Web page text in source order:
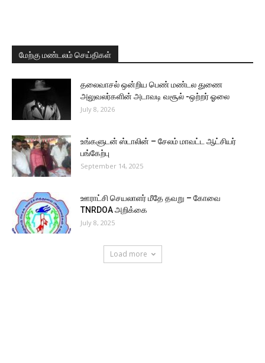
மேற்கு மண்டலம் செய்திகள்
தலைவாசல் ஒன்றிய பெண் மண்டல துணை
அலுவலர்களின் அடாவடி வசூல் -ஒற்றர் ஓலை
July 8, 2026
உங்களுடன் ஸ்டாலின் – சேலம் மாவட்ட ஆட்சியர்
பங்கேற்பு
September 14, 2025
ஊராட்சி செயலாளர் மீதே தவறு – கோவை
TNRDOA அறிக்கை
July 8, 2025
Load more